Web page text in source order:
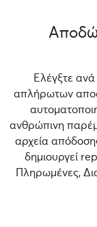
Ελέγξτε
απλήρωτων
ανθρώπινη
αρχεία
δημιουργεί
Πληρωμένες,